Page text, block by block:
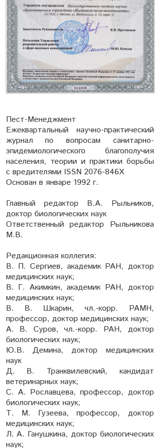
Пест-Менеджмент
Ежеквартальный научно-практический
журнал по вопросам санитарно-
эпидемиологического благополучия
населения, теории и практики борьбы
с вредителями ISSN 2076-846Х
Основан в январе 1992 г.
Главный редактор В.А. Рыльников,
доктор биологических наук
Ответственный редактор Рыльникова
М.В.
Редакционная коллегия:
В. П. Сергиев, академик РАН, доктор
медицинских наук;
В. Г. Акимкин, академик РАН, доктор
медицинских наук;
В. В. Шкарин, чл.-корр. РАМН,
профессор, доктор медицинских наук;
А. В. Суров, чл.-корр. РАН, доктор
биологических наук;
Ю.В. Демина, доктор медицинских
наук
Д. В. Транквилевский, кандидат
ветеринарных наук;
С. А. Рославцева, профессор, доктор
биологических наук;
Т. М. Гузеева, профессор, доктор
медицинских наук;
Л. А. Ганушкина, доктор биологических
наук;